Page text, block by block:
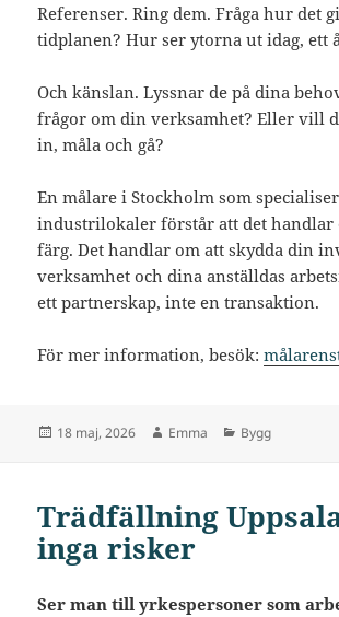
Referenser. Ring dem. Fråga hur det
tidplanen? Hur ser ytorna ut idag, ett
Och känslan. Lyssnar de på dina
frågor om din verksamhet? Eller vill
in, måla och gå?
En målare i Stockholm som
industrilokaler förstår att det handlar
färg. Det handlar om att skydda din
verksamhet och dina anställdas
ett partnerskap, inte en transaktion.
För mer information, besök:
Postat
18 maj, 2026 Författare
Emma Kategorier
Bygg
Trädfällning
inga risker
Ser man till yrkespersoner som